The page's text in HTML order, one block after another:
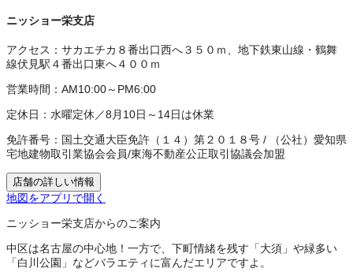
ニッショー栄支店
アクセス： サカエチカ８番出口西へ３５０ｍ、地下鉄東山線・鶴舞
線伏見駅４番出口東へ４００ｍ
営業時間： AM10:00～PM6:00
定休日： 水曜定休／8月10日～14日は休業
免許番号： 国土交通大臣免許（１４）第２０１８号 /
（公社）愛知県
宅地建物取引業協会会員/東海不動産公正取引協議会加盟
店舗の詳しい情報
地図をアプリで開く
ニッショー栄支店からのご案内
中区は名古屋の中心地！一方で、下町情緒を残す「大須」や緑多い
「白川公園」などバラエティに富んだエリアですよ。